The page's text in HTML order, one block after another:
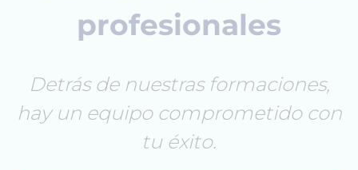
profesionales
Detrás de nuestras formaciones,
hay un equipo comprometido con
tu éxito.